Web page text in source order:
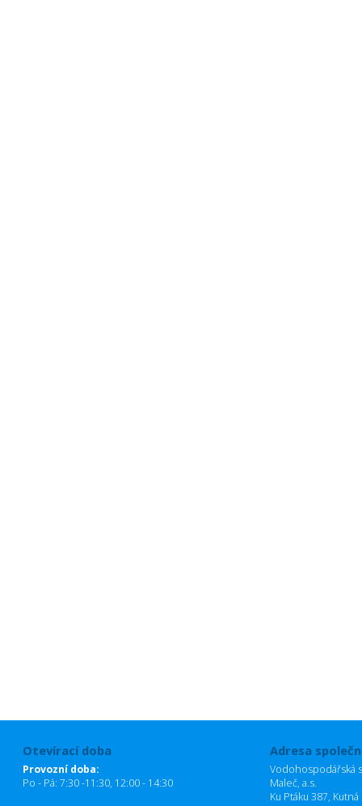
Otevírací doba
Provozní doba:
Po - Pá: 7:30 -11:30, 12:00 - 14:30
Adresa
Vodohospodářská
Maleč, a.s.
Ku Ptáku 387,